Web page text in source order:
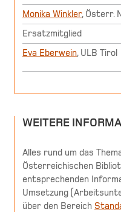
Monika Winkler, Österr.
Ersatzmitglied
Eva Eberwein, ULB Tirol
WEITERE
Alles rund um das
Österreichischen
entsprechenden
Umsetzung
über den Bereich